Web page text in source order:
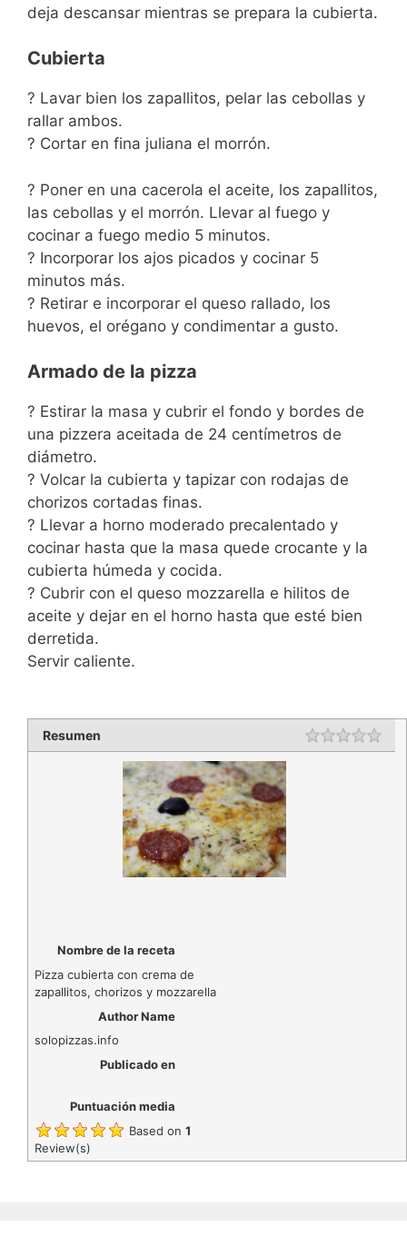
deja descansar mientras se prepara la cubierta.
Cubierta
? Lavar bien los zapallitos, pelar las cebollas y
rallar ambos.
? Cortar en fina juliana el morrón.
? Poner en una cacerola el aceite, los zapallitos,
las cebollas y el morrón. Llevar al fuego y
cocinar a fuego medio 5 minutos.
? Incorporar los ajos picados y cocinar 5
minutos más.
? Retirar e incorporar el queso rallado, los
huevos, el orégano y condimentar a gusto.
Armado de la pizza
? Estirar la masa y cubrir el fondo y bordes de
una pizzera aceitada de 24 centímetros de
diámetro.
? Volcar la cubierta y tapizar con rodajas de
chorizos cortadas finas.
? Llevar a horno moderado precalentado y
cocinar hasta que la masa quede crocante y la
cubierta húmeda y cocida.
? Cubrir con el queso mozzarella e hilitos de
aceite y dejar en el horno hasta que esté bien
derretida.
Servir caliente.
Resumen
Nombre de la receta
Pizza cubierta con crema de
zapallitos, chorizos y mozzarella
Author Name
solopizzas.info
Publicado en
Puntuación media
Based on 1
Review(s)